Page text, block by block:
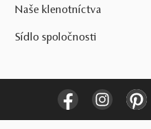
Naše klenotníctva
Sídlo spoločnosti